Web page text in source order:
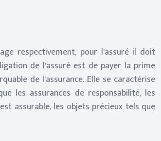
respectivement, pour l’assuré il doit
de l’assuré est de payer la prime
de l’assurance. Elle se caractérise
les assurances de responsabilité, les
assurable, les objets précieux tels que